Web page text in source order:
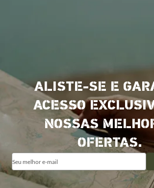
ALISTE-SE E
ACESSO
NOSSAS
OFERTAS.